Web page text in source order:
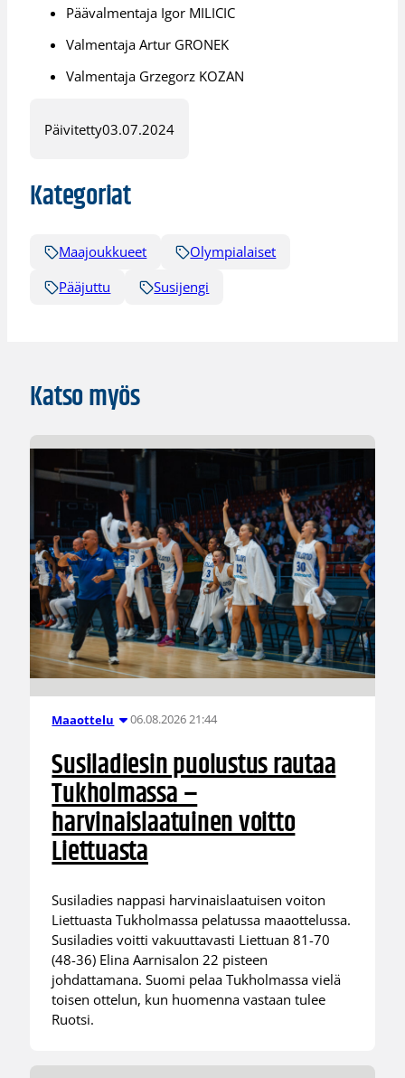
Päävalmentaja Igor MILICIC
Valmentaja Artur GRONEK
Valmentaja Grzegorz KOZAN
Päivitetty03.07.2024
Kategoriat
Maajoukkueet
Olympialaiset
Pääjuttu
Susijengi
Katso myös
Maaottelu 06.08.2026 21:44
Susiladiesin puolustus rautaa
Tukholmassa –
harvinaislaatuinen voitto
Liettuasta
Susiladies nappasi harvinaislaatuisen voiton
Liettuasta Tukholmassa pelatussa maaottelussa.
Susiladies voitti vakuuttavasti Liettuan 81-70
(48-36) Elina Aarnisalon 22 pisteen
johdattamana. Suomi pelaa Tukholmassa vielä
toisen ottelun, kun huomenna vastaan tulee
Ruotsi.